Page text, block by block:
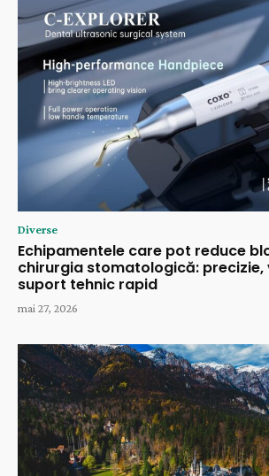
Diverse
Echipamentele care pot reduce
chirurgia stomatologică: precizie,
suport tehnic rapid
mai 27, 2026